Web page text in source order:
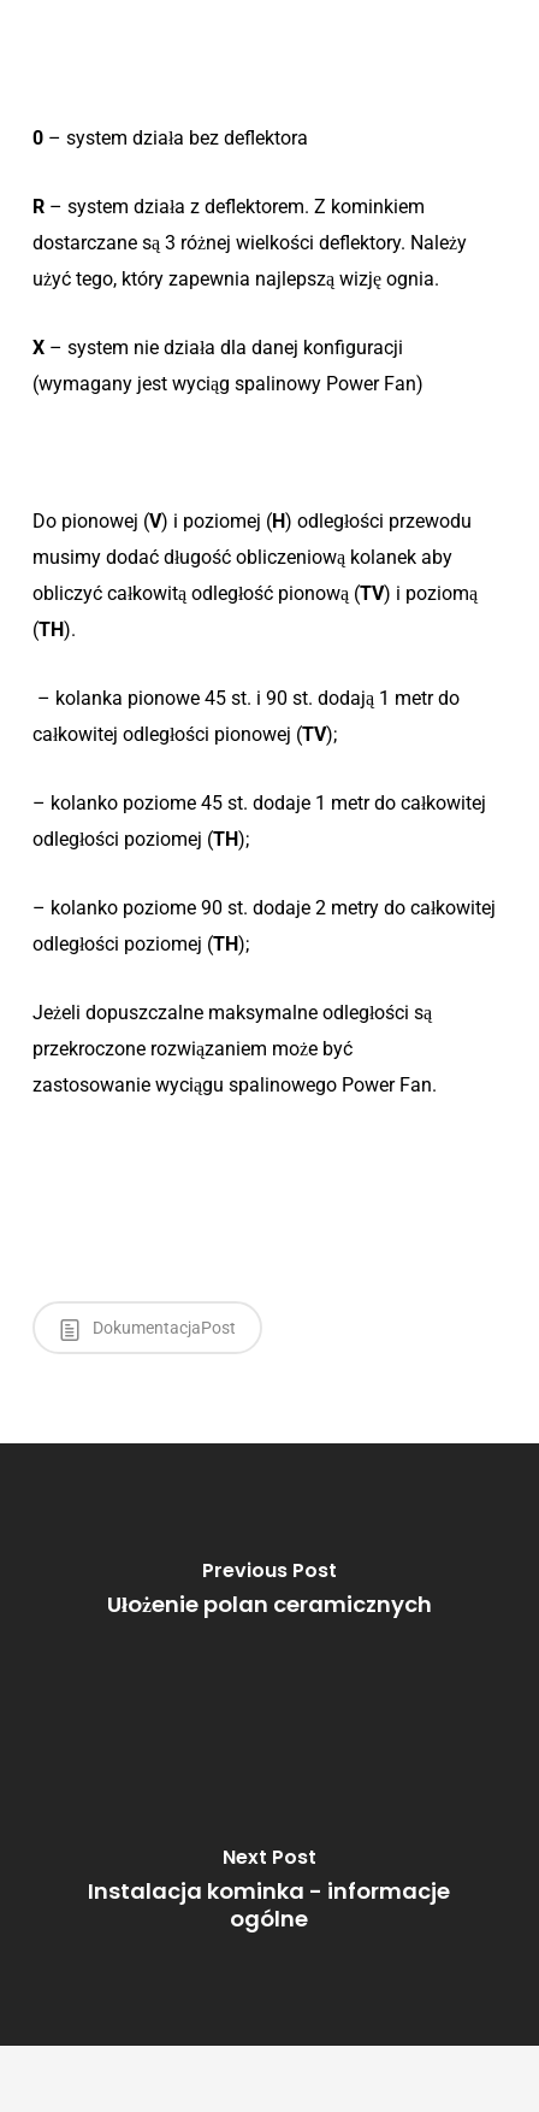
0– system działa bez deflektora
R– system działa z deflektorem. Z kominkiem
dostarczane są 3 różnej wielkości deflektory. Należy
użyć tego, który zapewnia najlepszą wizję ognia.
X– system nie działa dla danej konfiguracji
(wymagany jest wyciąg spalinowy Power Fan)
Do pionowej (V) i poziomej (H) odległości przewodu
musimy dodać długość obliczeniową kolanek aby
obliczyć całkowitą odległość pionową (TV) i poziomą
(TH).
– kolanka pionowe 45 st. i 90 st. dodają 1 metr do
całkowitej odległości pionowej (TV);
– kolanko poziome 45 st. dodaje 1 metr do całkowitej
odległości poziomej (TH);
– kolanko poziome 90 st. dodaje 2 metry do całkowitej
odległości poziomej (TH);
Jeżeli dopuszczalne maksymalne odległości są
przekroczone rozwiązaniem może być
zastosowanie wyciągu spalinowego Power Fan.
DokumentacjaPost
Previous Post
Ułożenie polan ceramicznych
Next Post
Instalacja kominka - informacje
ogólne